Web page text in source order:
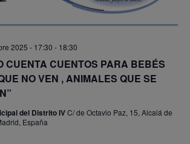
CUENTA CUENTOS PARA BEBÉS
NO VEN , ANIMALES QUE SE
2025 - 17:30 - 18:30
del Distrito IVC/ de Octavio Paz, 15, Alcalá de
España